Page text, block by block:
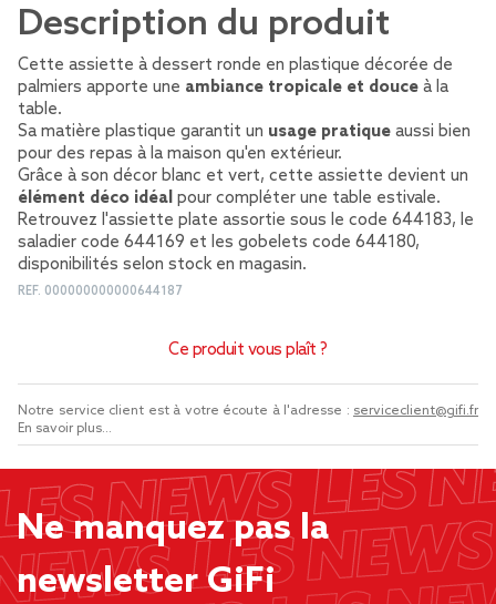
Description du produit
Cette assiette à dessert ronde en plastique décorée de
palmiers apporte une ambiance tropicale et douce à la
table.
Sa matière plastique garantit un usage pratique aussi bien
pour des repas à la maison qu'en extérieur.
Grâce à son décor blanc et vert, cette assiette devient un
élément déco idéal pour compléter une table estivale.
Retrouvez l'assiette plate assortie sous le code 644183, le
saladier code 644169 et les gobelets code 644180,
disponibilités selon stock en magasin.
REF. 000000000000644187
Ce produit vous plaît ?
Notre service client est à votre écoute à l'adresse : serviceclient@gifi.fr
En savoir plus...
Ne manquez pas la
newsletter GiFi